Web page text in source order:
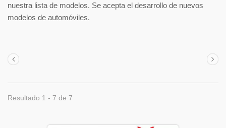
nuestra lista de modelos. Se acepta el desarrollo de nuevos
modelos de automóviles.
Resultado 1 - 7 de 7